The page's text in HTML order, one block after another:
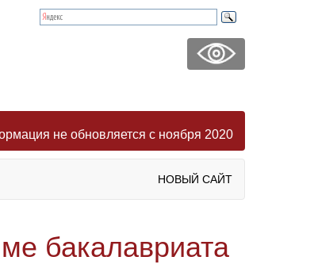
не обновляется с ноября 2020
НОВЫЙ САЙТ
бакалавриата